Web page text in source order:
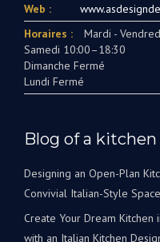
Web :
Horaires :
Mardi -
Samedi 10:00–18:30
Dimanche Fermé
Lundi Fermé
Blog of a
Designing an Open-Plan
Convivial Italian-Style Space
Create Your Dream
with an Italian Kitchen